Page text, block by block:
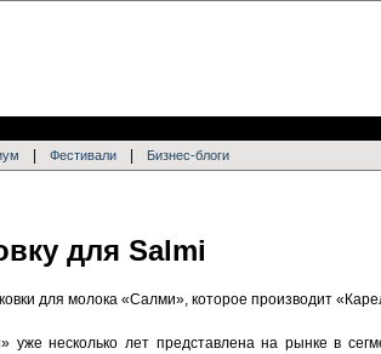
Фестивали Бизнес-блоги
для Salmi
для молока «Салми», которое производит
уже несколько лет представлена на рынке в